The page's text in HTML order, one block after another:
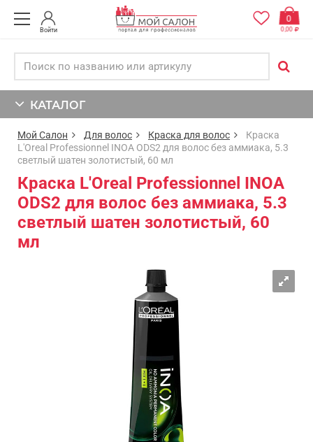
Войти
0
0,00
КАТАЛОГ
Мой Салон Для волос Краска для волос
Краска
L'Oreal Professionnel INOA ODS2 для волос без аммиака, 5.3
светлый шатен золотистый, 60 мл
Краска L'Oreal Professionnel INOA
ODS2 для волос без аммиака, 5.3
светлый шатен золотистый, 60
мл